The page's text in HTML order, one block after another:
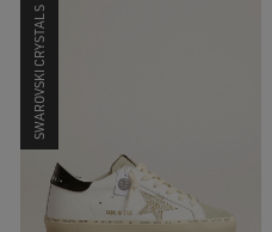
SWAROVSKI CRYSTALS